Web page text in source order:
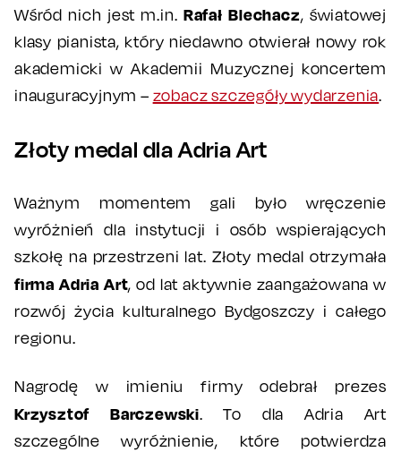
Wśród nich jest m.in. Rafał Blechacz, światowej
klasy pianista, który niedawno otwierał nowy rok
akademicki w Akademii Muzycznej koncertem
inauguracyjnym – zobacz szczegóły wydarzenia.
Złoty medal dla Adria Art
Ważnym momentem gali było wręczenie
wyróżnień dla instytucji i osób wspierających
szkołę na przestrzeni lat. Złoty medal otrzymała
firma Adria Art, od lat aktywnie zaangażowana w
rozwój życia kulturalnego Bydgoszczy i całego
regionu.
Nagrodę w imieniu firmy odebrał prezes
Krzysztof Barczewski. To dla Adria Art
szczególne wyróżnienie, które potwierdza